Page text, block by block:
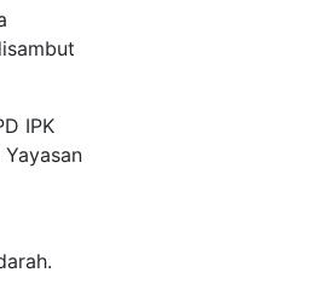
IPK